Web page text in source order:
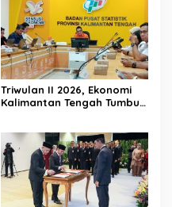
Triwulan II 2026, Ekonomi
Kalimantan Tengah Tumbuh